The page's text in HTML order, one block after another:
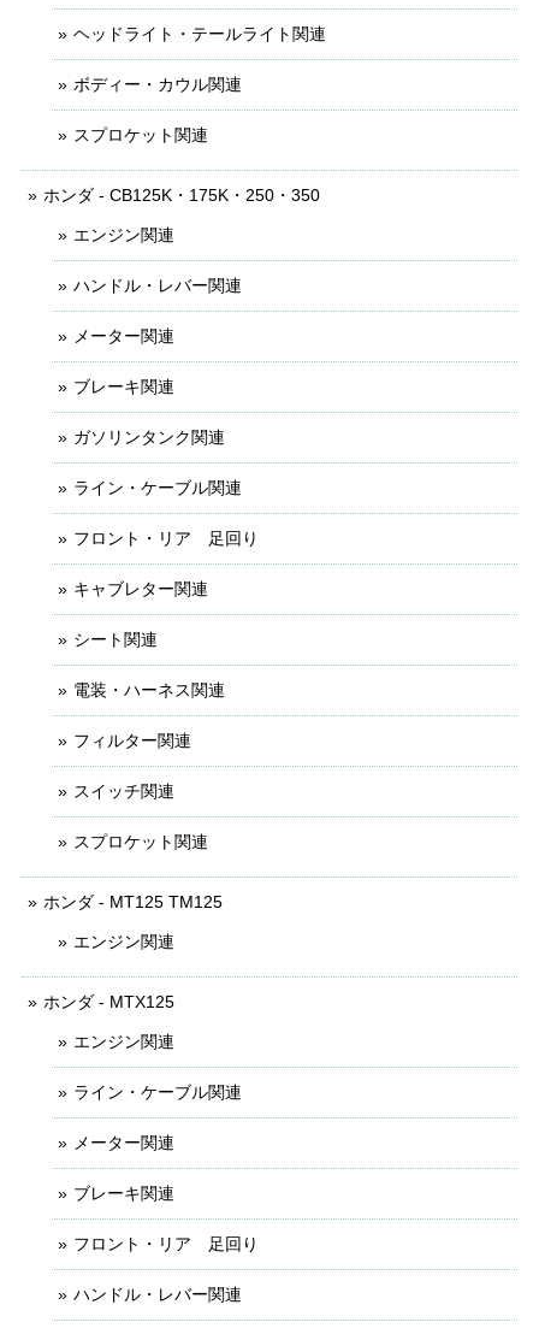
ヘッドライト・テールライト関連
ボディー・カウル関連
スプロケット関連
ホンダ - CB125K・175K・250・350
エンジン関連
ハンドル・レバー関連
メーター関連
ブレーキ関連
ガソリンタンク関連
ライン・ケーブル関連
フロント・リア 足回り
キャブレター関連
シート関連
電装・ハーネス関連
フィルター関連
スイッチ関連
スプロケット関連
ホンダ - MT125 TM125
エンジン関連
ホンダ - MTX125
エンジン関連
ライン・ケーブル関連
メーター関連
ブレーキ関連
フロント・リア 足回り
ハンドル・レバー関連